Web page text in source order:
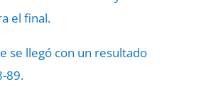
el final.
se llegó con un resultado
89.